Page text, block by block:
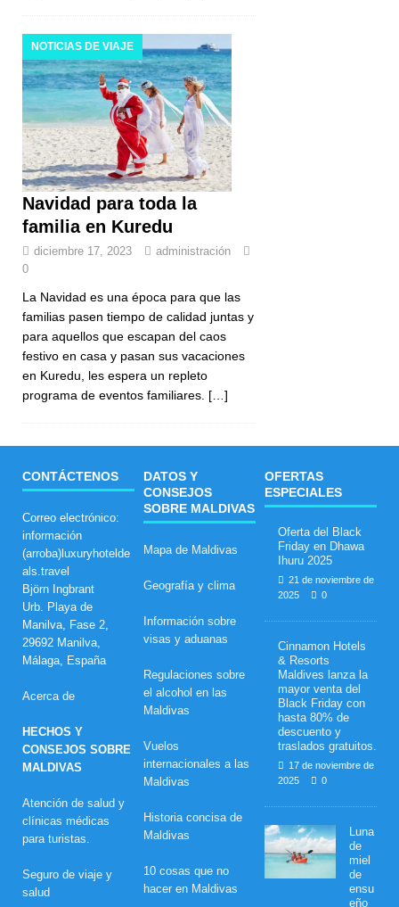
NOTICIAS DE VIAJE
Navidad para toda la
familia en Kuredu
diciembre 17, 2023
administración
0
La Navidad es una época para que las
familias pasen tiempo de calidad juntas y
para aquellos que escapan del caos
festivo en casa y pasan sus vacaciones
en Kuredu, les espera un repleto
programa de eventos familiares. […]
CONTÁCTENOS
Correo electrónico:
información
(arroba)luxuryhotelde
als.travel
Björn Ingbrant
Urb. Playa de
Manilva, Fase 2,
29692 Manilva,
Málaga, España
Acerca de
HECHOS Y
CONSEJOS SOBRE
MALDIVAS
Atención de salud y
clínicas médicas
para turistas.
Seguro de viaje y
salud
DATOS Y
CONSEJOS
SOBRE MALDIVAS
Mapa de Maldivas
Geografía y clima
Información sobre
visas y aduanas
Regulaciones sobre
el alcohol en las
Maldivas
Vuelos
internacionales a las
Maldivas
Historia concisa de
Maldivas
10 cosas que no
hacer en Maldivas
OFERTAS
ESPECIALES
Oferta del Black
Friday en Dhawa
Ihuru 2025
21 de noviembre de
2025
0
Cinnamon Hotels
& Resorts
Maldives lanza la
mayor venta del
Black Friday con
hasta 80% de
descuento y
traslados gratuitos.
17 de noviembre de
2025
0
Luna
de
miel
de
ensu
eño